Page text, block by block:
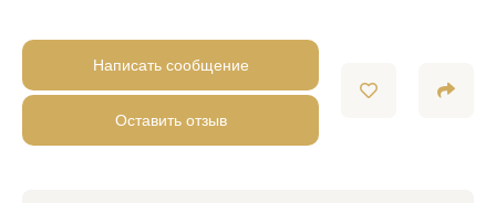
Написать сообщение
Оставить отзыв